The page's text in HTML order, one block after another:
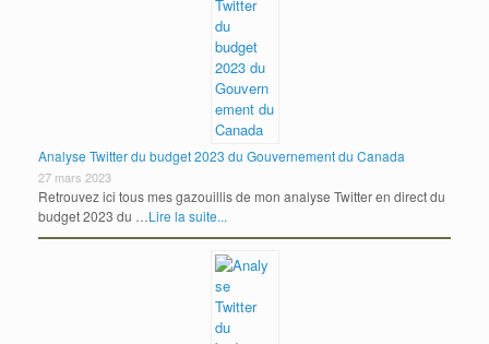
Analyse Twitter du budget 2023 du Gouvernement du Canada
27 mars 2023
Retrouvez ici tous mes gazouillis de mon analyse Twitter en direct du
budget 2023 du …Lire la suite...